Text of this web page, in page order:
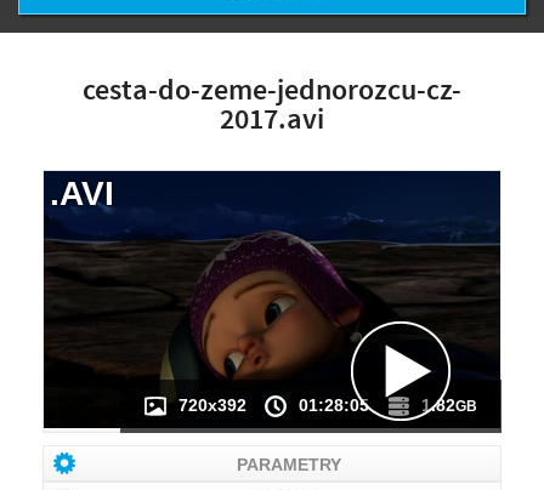
cesta-do-zeme-jednorozcu-cz-
2017.avi
NÁHLED VIDEA
NENÍ K DISPOZICI
720x392 01:28:05 1.82GB
.AVI
PARAMETRY